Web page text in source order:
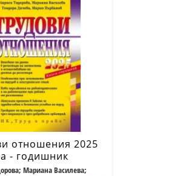
отношения 2025
- годишник
Мариана Василева;